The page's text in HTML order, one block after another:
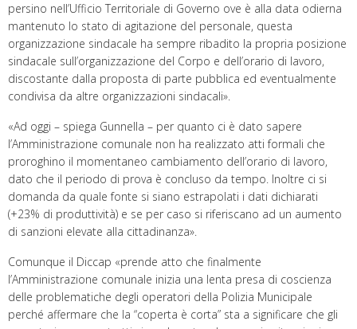
persino nell’Ufficio Territoriale di Governo ove è alla data odierna
mantenuto lo stato di agitazione del personale, questa
organizzazione sindacale ha sempre ribadito la propria posizione
sindacale sull’organizzazione del Corpo e dell’orario di lavoro,
discostante dalla proposta di parte pubblica ed eventualmente
condivisa da altre organizzazioni sindacali».
«Ad oggi – spiega Gunnella – per quanto ci è dato sapere
l’Amministrazione comunale non ha realizzato atti formali che
proroghino il momentaneo cambiamento dell’orario di lavoro,
dato che il periodo di prova è concluso da tempo. Inoltre ci si
domanda da quale fonte si siano estrapolati i dati dichiarati
(+23% di produttività) e se per caso si riferiscano ad un aumento
di sanzioni elevate alla cittadinanza».
Comunque il Diccap «prende atto che finalmente
l’Amministrazione comunale inizia una lenta presa di coscienza
delle problematiche degli operatori della Polizia Municipale
perché affermare che la “coperta è corta” sta a significare che gli